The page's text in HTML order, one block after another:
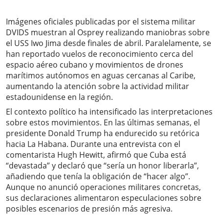
Imágenes oficiales publicadas por el sistema militar
DVIDS muestran al Osprey realizando maniobras sobre
el USS Iwo Jima desde finales de abril. Paralelamente, se
han reportado vuelos de reconocimiento cerca del
espacio aéreo cubano y movimientos de drones
marítimos autónomos en aguas cercanas al Caribe,
aumentando la atención sobre la actividad militar
estadounidense en la región.
El contexto político ha intensificado las interpretaciones
sobre estos movimientos. En las últimas semanas, el
presidente Donald Trump ha endurecido su retórica
hacia La Habana. Durante una entrevista con el
comentarista Hugh Hewitt, afirmó que Cuba está
“devastada” y declaró que “sería un honor liberarla”,
añadiendo que tenía la obligación de “hacer algo”.
Aunque no anunció operaciones militares concretas,
sus declaraciones alimentaron especulaciones sobre
posibles escenarios de presión más agresiva.